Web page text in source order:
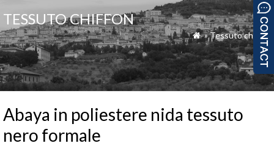
TESSUTO CHIFFON
 »Tessuto chiffon
Abaya in poliestere nida tessuto
nero formale